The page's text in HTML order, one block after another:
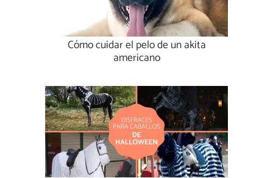
Cómo cuidar el pelo de un akita
americano